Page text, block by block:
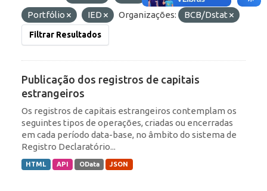
Portfólio
IED Organizações: BCB/Dstat
Filtrar Resultados
Publicação dos registros de capitais
estrangeiros
Os registros de capitais estrangeiros contemplam os
seguintes tipos de operações, criadas ou encerradas
em cada período data-base, no âmbito do sistema de
Registro Declaratório...
HTML API OData JSON